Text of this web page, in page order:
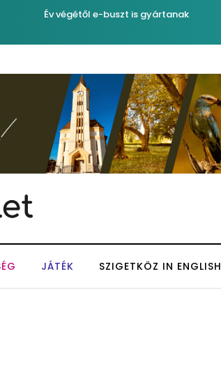
JÁTÉK SZIGETKÖZ IN ENGLISH